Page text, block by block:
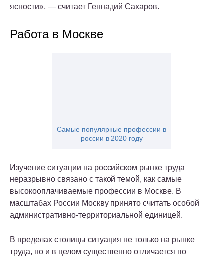
ясности», — считает Геннадий Сахаров.
Работа в Москве
Самые популярные профессии в
россии в 2020 году
Изучение ситуации на российском рынке труда
неразрывно связано с такой темой, как самые
высокооплачиваемые профессии в Москве. В
масштабах России Москву принято считать особой
административно-территориальной единицей.
В пределах столицы ситуация не только на рынке
труда, но и в целом существенно отличается по